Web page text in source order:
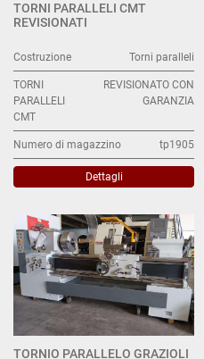
TORNI PARALLELI CMT
REVISIONATI
Costruzione Torni paralleli
TORNI
PARALLELI
CMT
REVISIONATO CON
GARANZIA
Numero di magazzino tp1905
Dettagli
TORNIO PARALLELO GRAZIOLI